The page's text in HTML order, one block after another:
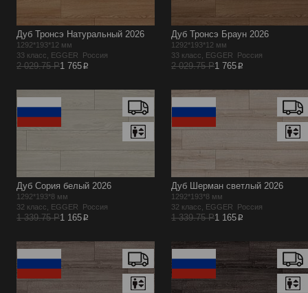
Дуб Тронсэ Натуральный 2026
1292*193*12 мм
33 класс, EGGER Россия
2 029.75 Р1 765p
Дуб Тронсэ Браун 2026
1292*193*12 мм
33 класс, EGGER Россия
2 029.75 Р1 765p
Дуб Сория белый 2026
1292*193*8 мм
32 класс, EGGER Россия
1 339.75 Р1 165p
Дуб Шерман светлый 2026
1292*193*8 мм
32 класс, EGGER Россия
1 339.75 Р1 165p